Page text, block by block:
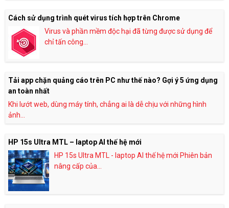
Cách sử dụng trình quét virus tích hợp trên Chrome
Virus và phần mềm độc hại đã từng được sử dụng để
chỉ tấn công...
Tải app chặn quảng cáo trên PC như thế nào? Gợi ý 5 ứng dụng
an toàn nhất
Khi lướt web, dùng máy tính, chẳng ai là dễ chịu với những hình
ảnh...
HP 15s Ultra MTL – laptop AI thế hệ mới
HP 15s Ultra MTL - laptop AI thế hệ mới Phiên bản
nâng cấp của...